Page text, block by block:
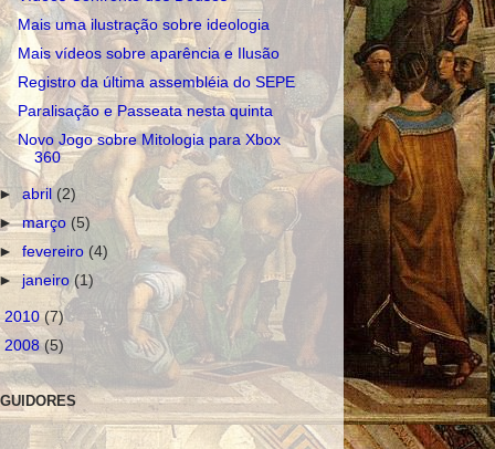
Mais uma ilustração sobre ideologia
Mais vídeos sobre aparência e Ilusão
Registro da última assembléia do SEPE
Paralisação e Passeata nesta quinta
Novo Jogo sobre Mitologia para Xbox
360
abril (2)
março(5)
fevereiro(4)
janeiro(1)
2010(7)
2008(5)